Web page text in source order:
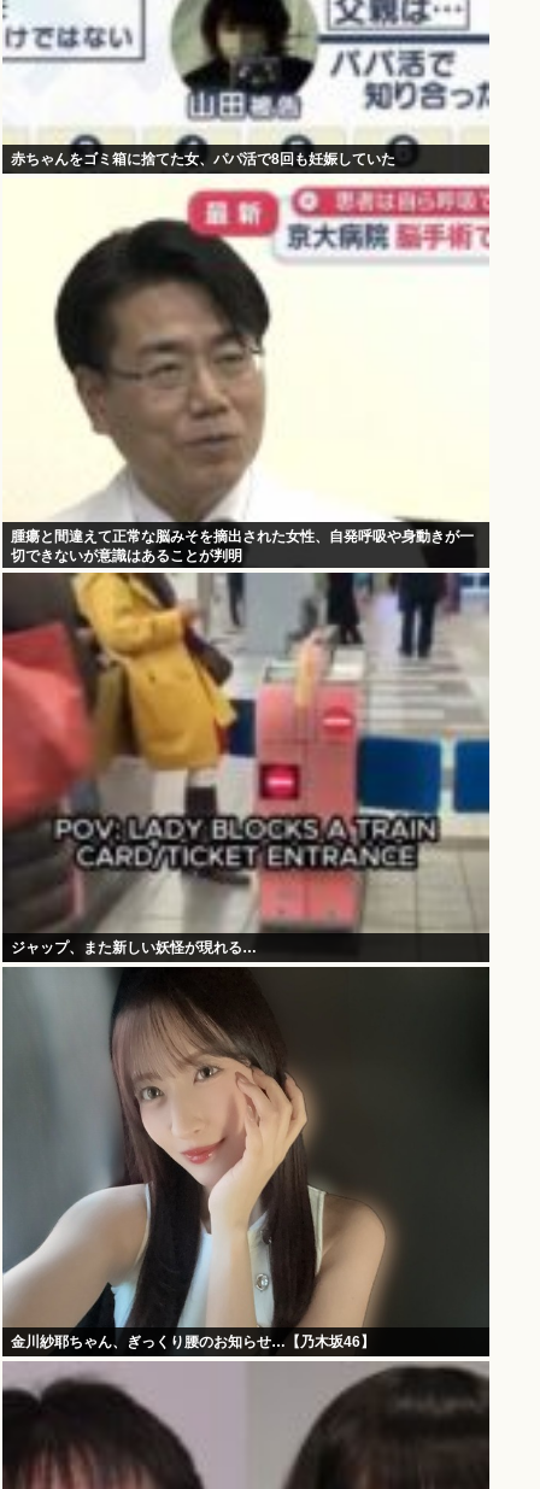
赤ちゃんをゴミ箱に捨てた女、パパ活で8回も妊娠していた
腫瘍と間違えて正常な脳みそを摘出された女性、自発呼吸や身動きが一
切できないが意識はあることが判明
ジャップ、また新しい妖怪が現れる…
金川紗耶ちゃん、ぎっくり腰のお知らせ…【乃木坂46】